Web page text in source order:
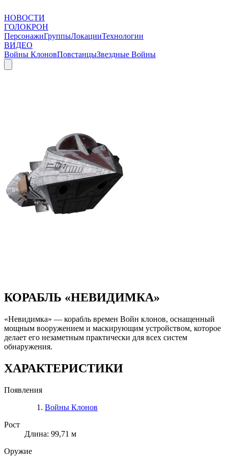
НОВОСТИ
ГОЛОКРОН
ПерсонажиГруппыЛокацииТехнологии
ВИДЕО
Войны КлоновПовстанцыЗвездные Войны
КОРАБЛЬ «НЕВИДИМКА»
«Невидимка» — корабль времен Войн клонов, оснащенный
мощным вооружением и маскирующим устройством, которое
делает его незаметным практически для всех систем
обнаружения.
ХАРАКТЕРИСТИКИ
Появления
Войны Клонов
Рост
Длина: 99,71 м
Оружие